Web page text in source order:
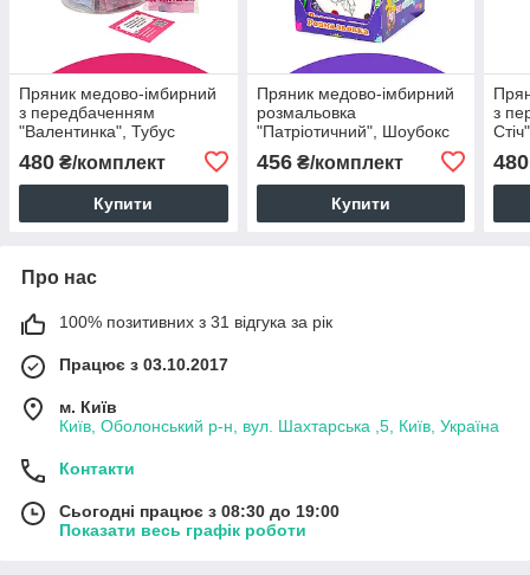
Пряник медово-імбирний
з передбаченням
"Валентинка", Тубус
480 ₴/комплект
Купити
Пряник медово-імбирний
розмальовка
"Патріотичний", Шоубокс
456₴/комплект
Купити
з
480
Про нас
100% позитивних з 31 відгука за рік
Працює з 03.10.2017
м. Київ
Київ, Оболонський р-н, вул. Шахтарська ,5, Київ, Україна
Контакти
Сьогодні працює з 08:30 до 19:00
Показати весь графік роботи